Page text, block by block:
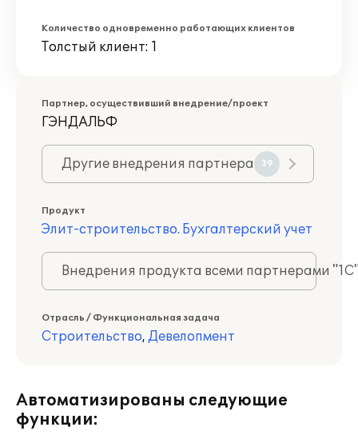
Количество одновременно работающих клиентов
Толстый клиент: 1
Партнер, осуществивший внедрение/проект
ГЭНДАЛЬФ
Другие внедрения партнера 39
Продукт
Элит-строительство. Бухгалтерский учет
Внедрения продукта всеми партнерами
Отрасль / Функциональная задача
Строительство, Девелопмент
Автоматизированы следующие
функции: